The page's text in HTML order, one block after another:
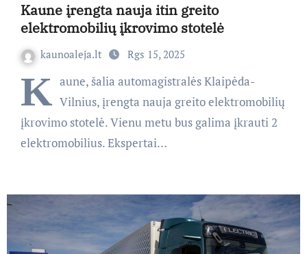
Kaune įrengta nauja itin greito
elektromobilių įkrovimo stotelė
kaunoaleja.lt Rgs 15, 2025
K aune, šalia automagistralės Klaipėda-
Vilnius, įrengta nauja greito elektromobilių
įkrovimo stotelė. Vienu metu bus galima įkrauti 2
elektromobilius. Ekspertai…